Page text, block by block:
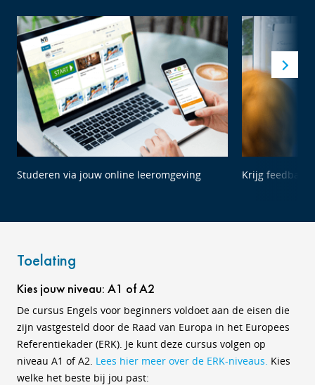
Studeren via jouw online leeromgeving Krijg feedback
Toelating
Kies jouw niveau: A1 of A2
De cursus Engels voor beginners voldoet aan de eisen die
zijn vastgesteld door de Raad van Europa in het Europees
Referentiekader (ERK). Je kunt deze cursus volgen op
niveau A1 of A2. Lees hier meer over de ERK-niveaus. Kies
welke het beste bij jou past: